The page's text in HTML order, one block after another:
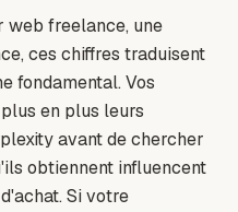
web freelance, une
ces chiffres traduisent
fondamental. Vos
en plus leurs
avant de chercher
obtiennent influencent
Si votre